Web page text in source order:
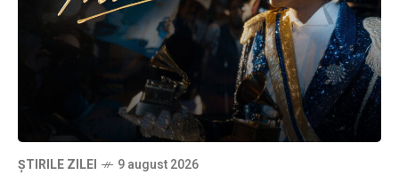
ȘTIRILE ZILEI 9 august 2026